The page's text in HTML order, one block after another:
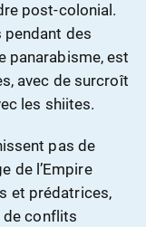
post-colonial.
pendant des
panarabisme, est
avec de surcroît
les shiites.
pas de
de l’Empire
et prédatrices,
de conflits